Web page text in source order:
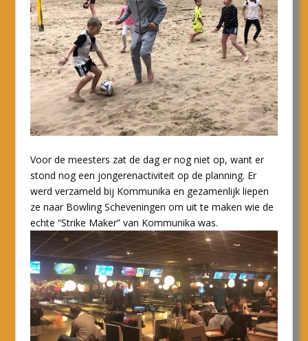
Voor de meesters zat de dag er nog niet op, want er
stond nog een jongerenactiviteit op de planning. Er
werd verzameld bij Kommunika en gezamenlijk liepen
ze naar Bowling Scheveningen om uit te maken wie de
echte “Strike Maker” van Kommunika was.